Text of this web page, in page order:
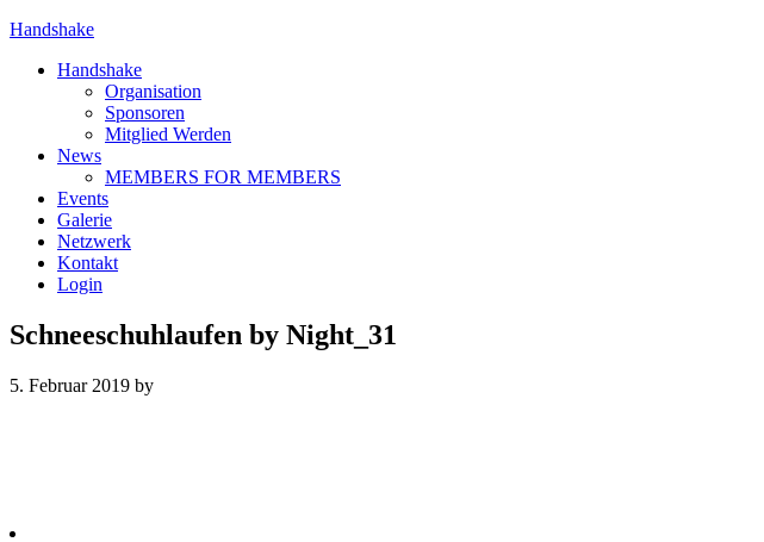
Handshake
Handshake
Organisation
Sponsoren
Mitglied Werden
News
MEMBERS FOR MEMBERS
Events
Galerie
Netzwerk
Kontakt
Login
Schneeschuhlaufen by Night_31
5. Februar 2019 by